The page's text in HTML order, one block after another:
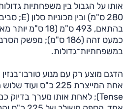
כמעט זהה (186 ס"מ);
במשפחתיות־גדולות.